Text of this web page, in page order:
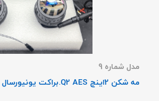
مدل شماره 9
مه شکن 2اینچ Q2 AES.براکت یونیورسال